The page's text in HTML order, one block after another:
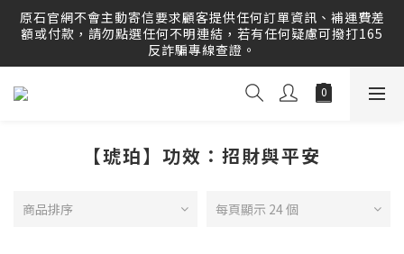
原石官網提供刷卡分期服務，歡迎多多利用！運送範圍：可配
送至全球 Worldwide Delivery！
原石官網不會主動寄信要求顧客提供任何訂單資訊、補運費差
額或付款，請勿點選任何不明連結，若有任何疑慮可撥打165
反詐騙專線查證。
原石官網提供刷卡分期服務，歡迎多多利用！運送範圍：可配
【琥珀】功效：招財與平安
商品排序 每頁顯示 24 個